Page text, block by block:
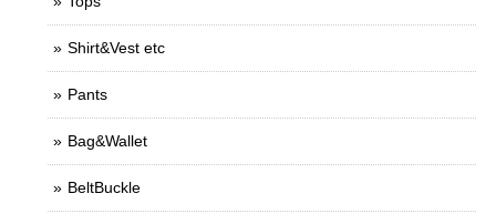
Shirt&Vest etc
Pants
Bag&Wallet
BeltBuckle